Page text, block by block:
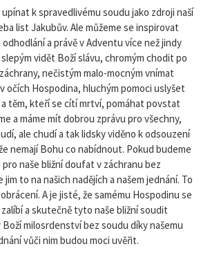
k spravedlivému soudu jako zdroji naší
list Jakubův. Ale můžeme se inspirovat
a právě v Adventu více než jindy
vidět Boží slávu, chromým chodit po
nečistým malo-mocným vnímat
očích Hospodina, hluchým pomoci uslyšet
a těm, kteří se cítí mrtví, pomáhat povstat
a máme mít dobrou zprávu pro všechny,
ale chudí a tak lidsky viděno k odsouzení
nemají Bohu co nabídnout. Pokud budeme
naše bližní doufat v záchranu bez
jim to na našich nadějích a našem jednání. To
A je jisté, že samému Hospodinu se
a skutečně tyto naše bližní soudit
Boží milosrdenství bez soudu díky našemu
vůči nim budou moci uvěřit.